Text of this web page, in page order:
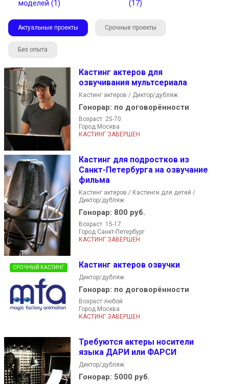
моделей (1)
(17)
Актуальные проекты Срочные проекты
Без опыта
Кастинг актеров для
озвучивания мультсериала
Кастинг актеров / Диктор/дубляж
Гонорар: по договорённости
Возраст 25-70
Город Москва
КАСТИНГ ЗАВЕРШЕН
Кастинг для подростков из
Санкт-Петербурга на озвучание
фильма
Кастинг актеров / Кастинги для детей /
Диктор/дубляж
Гонорар: 800 руб.
Возраст 15-17
Город Санкт-Петербург
КАСТИНГ ЗАВЕРШЕН
СРОЧНЫЙ КАСТИНГ Кастинг актеров озвучки
Диктор/дубляж
Гонорар: по договорённости
Возраст любой
Город Москва
КАСТИНГ ЗАВЕРШЕН
Требуются актеры носители
языка ДАРИ или ФАРСИ
Диктор/дубляж
Гонорар: 5000 руб.